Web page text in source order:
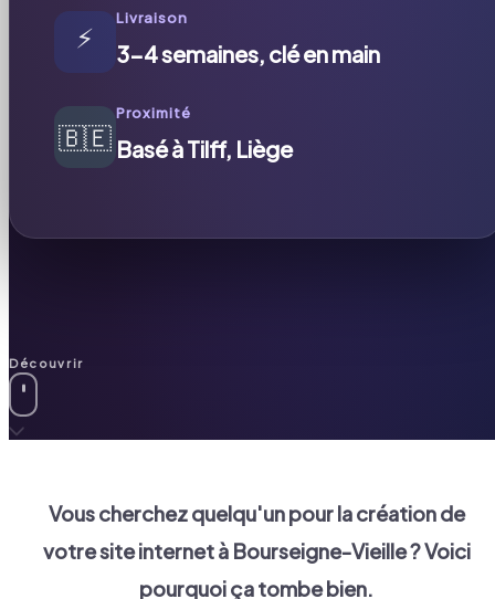
⚡
Livraison
3-4 semaines, clé en main
🇧🇪
Proximité
Basé à Tilff, Liège
Découvrir
Vous cherchez quelqu'un pour la création de
votre site internet à Bourseigne-Vieille? Voici
pourquoi ça tombe bien.